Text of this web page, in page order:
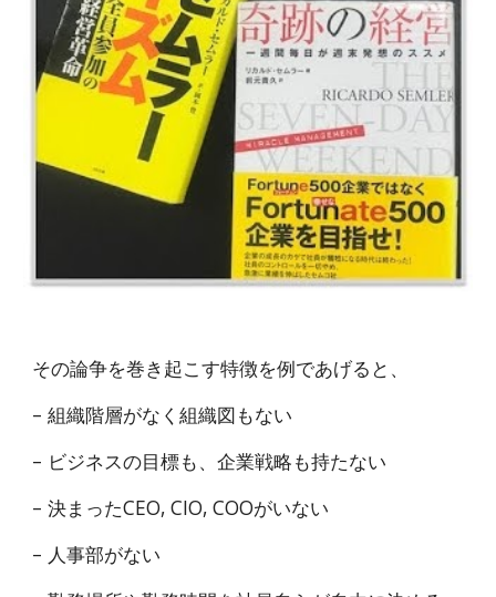
その論争を巻き起こす特徴を例であげると、
– 組織階層がなく組織図もない
– ビジネスの目標も、企業戦略も持たない
– 決まったCEO, CIO, COOがいない
– 人事部がない